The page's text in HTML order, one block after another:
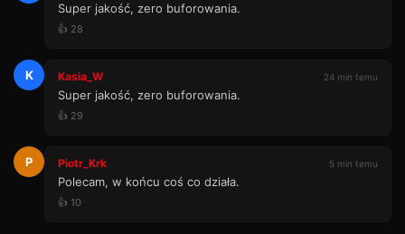
Super jakość, zero buforowania.
👍 28
K Kasia_W 24 min temu
Super jakość, zero buforowania.
👍 29
P Piotr_Krk 5 min temu
Polecam, w końcu coś co działa.
👍 10